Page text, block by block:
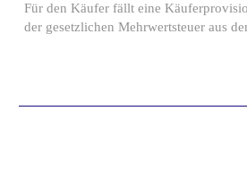
Für den Käufer fällt eine
der gesetzlichen Mehrwertsteuer aus